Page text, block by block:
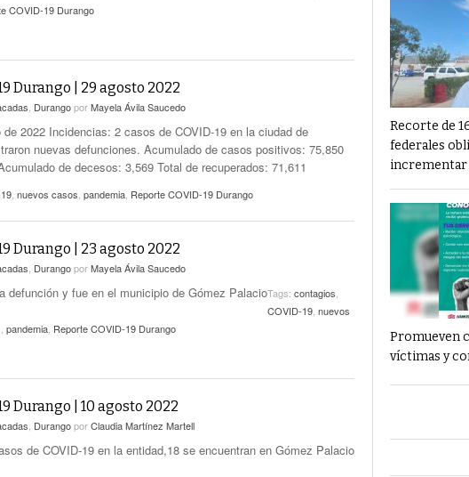
COVID-19 Durango
Durango | 29 agosto 2022
DurangoporMayela Ávila Saucedo
de 2022 Incidencias: 2 casos de COVID-19 en la ciudad de
nuevas defunciones. Acumulado de casos positivos: 75,850
de decesos: 3,569 Total de recuperados: 71,611
nuevos casos pandemia Reporte COVID-19 Durango
Durango | 23 agosto 2022
DurangoporMayela Ávila Saucedo
defunción y fue en el municipio de Gómez PalacioTags: contagios
COVID-19 nuevos
pandemia Reporte COVID-19 Durango
Durango | 10 agosto 2022
DurangoporClaudia Martínez Martell
de COVID-19 en la entidad,18 se encuentran en Gómez Palacio
Recorte de
federales
incrementar
Promueven
víctimas y